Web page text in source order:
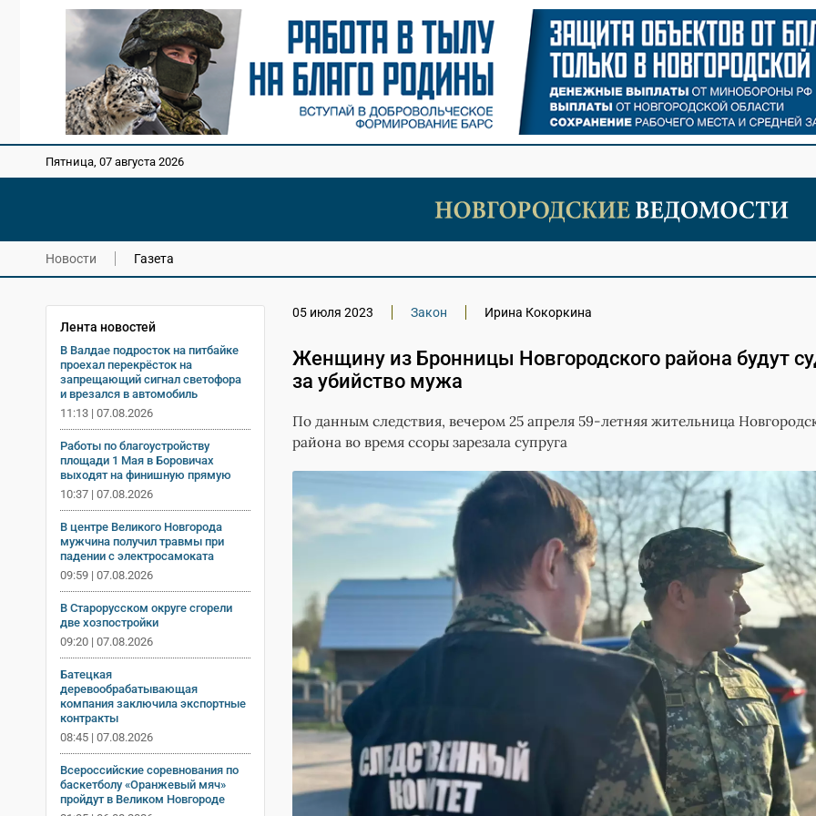
Пятница, 07 августа 2026
Новости Газета
Лента новостей
В Валдае подросток на питбайке
проехал перекрёсток на
запрещающий сигнал светофора
и врезался в автомобиль
11:13 | 07.08.2026
Работы по благоустройству
площади 1 Мая в Боровичах
выходят на финишную прямую
10:37 | 07.08.2026
В центре Великого Новгорода
мужчина получил травмы при
падении с электросамоката
09:59 | 07.08.2026
В Старорусском округе сгорели
две хозпостройки
09:20 | 07.08.2026
Батецкая
деревообрабатывающая
компания заключила экспортные
контракты
08:45 | 07.08.2026
Всероссийские соревнования по
баскетболу «Оранжевый мяч»
пройдут в Великом Новгороде
05 июля 2023 Закон Ирина Кокоркина
Женщину из Бронницы Новгородского района будут
за убийство мужа
По данным следствия, вечером 25 апреля 59-летняя жительница
района во время ссоры зарезала супруга